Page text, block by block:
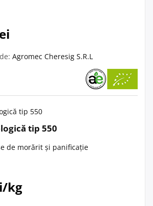
Agromec Cheresig S.R.L
tip 550
de morărit și panificație
kg